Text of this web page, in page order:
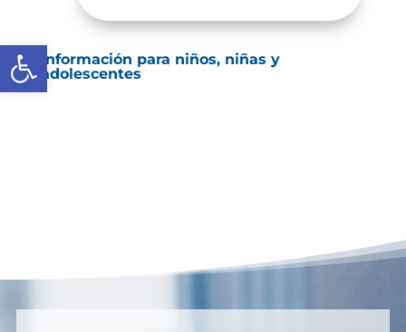
Abrir barra de herramientas
Información para niños, niñas y
adolescentes